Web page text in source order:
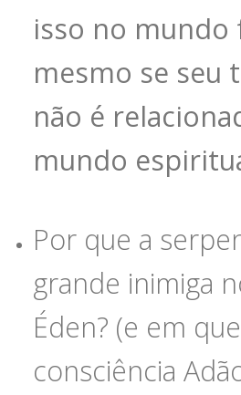
isso no mundo
mesmo se seu
não é
mundo
Por que a
grande inimiga
Éden? (e em
consciência